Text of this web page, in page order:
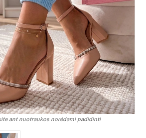
ant nuotraukos norėdami padidinti